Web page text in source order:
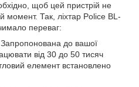
щоб цей пристрій не
момент. Так, ліхтар Police BL-
переваг:
до вашої
від 30 до 50 тисяч
елемент встановлено